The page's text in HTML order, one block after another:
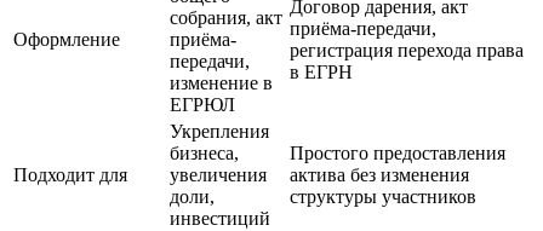
Оформление
собрания, акт
приёма-
передачи,
изменение в
ЕГРЮЛ
Договор дарения, акт
приёма-передачи,
регистрация перехода права
в ЕГРН
Подходит для
Укрепления
бизнеса,
увеличения
доли,
инвестиций
Простого предоставления
актива без изменения
структуры участников